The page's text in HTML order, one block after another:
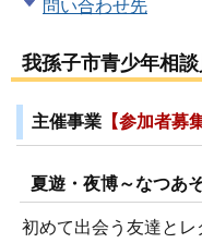
問い合わせ先
我孫子市青少年相
主催事業【参加者募
夏遊・夜博～なつあ
初めて出会う友達と